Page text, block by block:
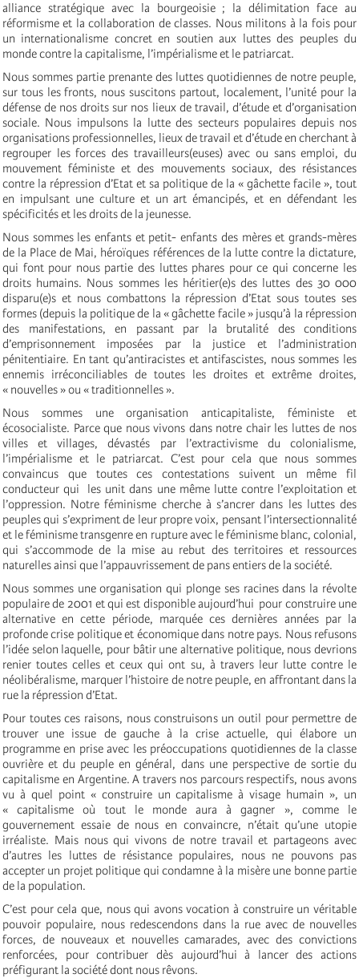
alliance stratégique avec la bourgeoisie ; la délimitation face au
réformisme et la collaboration de classes. Nous militons à la fois pour
un internationalisme concret en soutien aux luttes des peuples du
monde contre la capitalisme, l’impérialisme et le patriarcat.
Nous sommes partie prenante des luttes quotidiennes de notre peuple,
sur tous les fronts, nous suscitons partout, localement, l’unité pour la
défense de nos droits sur nos lieux de travail, d’étude et d’organisation
sociale. Nous impulsons la lutte des secteurs populaires depuis nos
organisations professionnelles, lieux de travail et d’étude en cherchant à
regrouper les forces des travailleurs(euses) avec ou sans emploi, du
mouvement féministe et des mouvements sociaux, des résistances
contre la répression d’Etat et sa politique de la « gâchette facile », tout
en impulsant une culture et un art émancipés, et en défendant les
spécificités et les droits de la jeunesse.
Nous sommes les enfants et petit- enfants des mères et grands-mères
de la Place de Mai, héroïques références de la lutte contre la dictature,
qui font pour nous partie des luttes phares pour ce qui concerne les
droits humains. Nous sommes les héritier(e)s des luttes des 30 000
disparu(e)s et nous combattons la répression d’Etat sous toutes ses
formes (depuis la politique de la « gâchette facile » jusqu’à la répression
des manifestations, en passant par la brutalité des conditions
d’emprisonnement imposées par la justice et l’administration
pénitentiaire. En tant qu’antiracistes et antifascistes, nous sommes les
ennemis irréconciliables de toutes les droites et extrême droites,
« nouvelles » ou « traditionnelles ».
Nous sommes une organisation anticapitaliste, féministe et
écosocialiste. Parce que nous vivons dans notre chair les luttes de nos
villes et villages, dévastés par l’extractivisme du colonialisme,
l’impérialisme et le patriarcat. C’est pour cela que nous sommes
convaincus que toutes ces contestations suivent un même fil
conducteur qui les unit dans une même lutte contre l’exploitation et
l’oppression. Notre féminisme cherche à s’ancrer dans les luttes des
peuples qui s’expriment de leur propre voix, pensant l’intersectionnalité
et le féminisme transgenre en rupture avec le féminisme blanc, colonial,
qui s’accommode de la mise au rebut des territoires et ressources
naturelles ainsi que l’appauvrissement de pans entiers de la société.
Nous sommes une organisation qui plonge ses racines dans la révolte
populaire de 2001 et qui est disponible aujourd’hui pour construire une
alternative en cette période, marquée ces dernières années par la
profonde crise politique et économique dans notre pays. Nous refusons
l’idée selon laquelle, pour bâtir une alternative politique, nous devrions
renier toutes celles et ceux qui ont su, à travers leur lutte contre le
néolibéralisme, marquer l’histoire de notre peuple, en affrontant dans la
rue la répression d’Etat.
Pour toutes ces raisons, nous construisons un outil pour permettre de
trouver une issue de gauche à la crise actuelle, qui élabore un
programme en prise avec les préoccupations quotidiennes de la classe
ouvrière et du peuple en général, dans une perspective de sortie du
capitalisme en Argentine. A travers nos parcours respectifs, nous avons
vu à quel point « construire un capitalisme à visage humain », un
« capitalisme où tout le monde aura à gagner », comme le
gouvernement essaie de nous en convaincre, n’était qu’une utopie
irréaliste. Mais nous qui vivons de notre travail et partageons avec
d’autres les luttes de résistance populaires, nous ne pouvons pas
accepter un projet politique qui condamne à la misère une bonne partie
de la population.
C’est pour cela que, nous qui avons vocation à construire un véritable
pouvoir populaire, nous redescendons dans la rue avec de nouvelles
forces, de nouveaux et nouvelles camarades, avec des convictions
renforcées, pour contribuer dès aujourd’hui à lancer des actions
préfigurant la société dont nous rêvons.